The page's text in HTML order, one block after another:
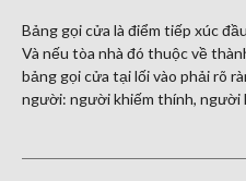
Bảng gọi cửa là điểm tiếp xúc
Và nếu tòa nhà đó thuộc về
bảng gọi cửa tại lối vào phải rõ
người: người khiếm thính, người